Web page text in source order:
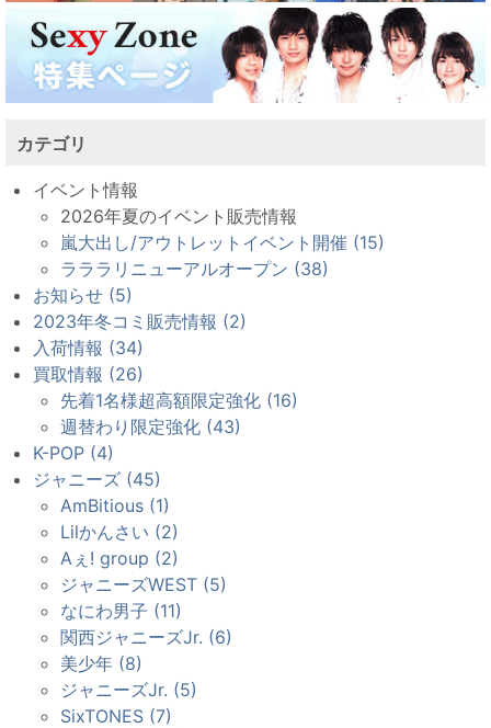
カテゴリ
イベント情報
2026年夏のイベント販売情報
嵐大出し/アウトレットイベント開催 (15)
ラララリニューアルオープン (38)
お知らせ (5)
2023年冬コミ販売情報 (2)
入荷情報 (34)
買取情報 (26)
先着1名様超高額限定強化 (16)
週替わり限定強化 (43)
K-POP (4)
ジャニーズ (45)
AmBitious (1)
Lilかんさい (2)
Aぇ! group (2)
ジャニーズWEST (5)
なにわ男子 (11)
関西ジャニーズJr. (6)
美少年 (8)
ジャニーズJr. (5)
SixTONES (7)